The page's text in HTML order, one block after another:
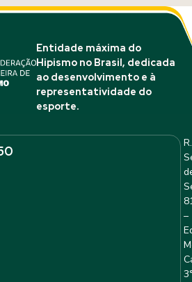
Entidade máxima do
Hipismo no Brasil, dedicada
ao desenvolvimento e à
representatividade do
esporte.
R.
–